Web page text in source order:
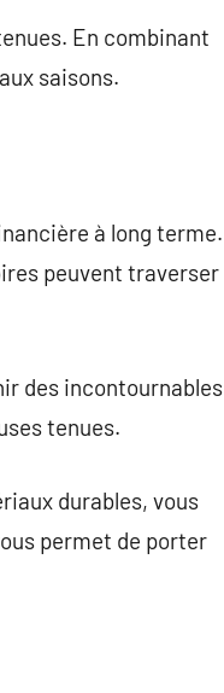
En combinant
saisons.
à long terme.
peuvent traverser
des incontournables
tenues.
durables, vous
permet de porter